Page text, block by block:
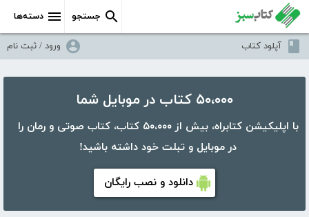
دسته‌ها جستجو
آپلود کتاب ورود / ثبت نام
۵۰،۰۰۰ کتاب در موبایل شما
با اپلیکیشن کتابراه، بیش از ۵۰،۰۰۰ کتاب، کتاب صوتی و رمان را
در موبایل و تبلت خود داشته باشید!
دانلود و نصب رایگان